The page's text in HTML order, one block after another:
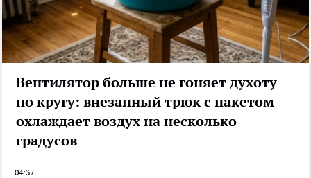
Вентилятор больше не гоняет духоту
по кругу: внезапный трюк с пакетом
охлаждает воздух на несколько
градусов
04:37